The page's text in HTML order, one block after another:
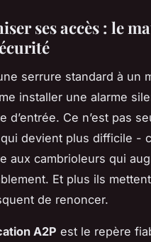
ses accès : le
serrure standard à un
installer une alarme
d’entrée. Ce n’est pas
devient plus difficile -
aux cambrioleurs qui
Et plus ils
de renoncer.
A2P est le repère